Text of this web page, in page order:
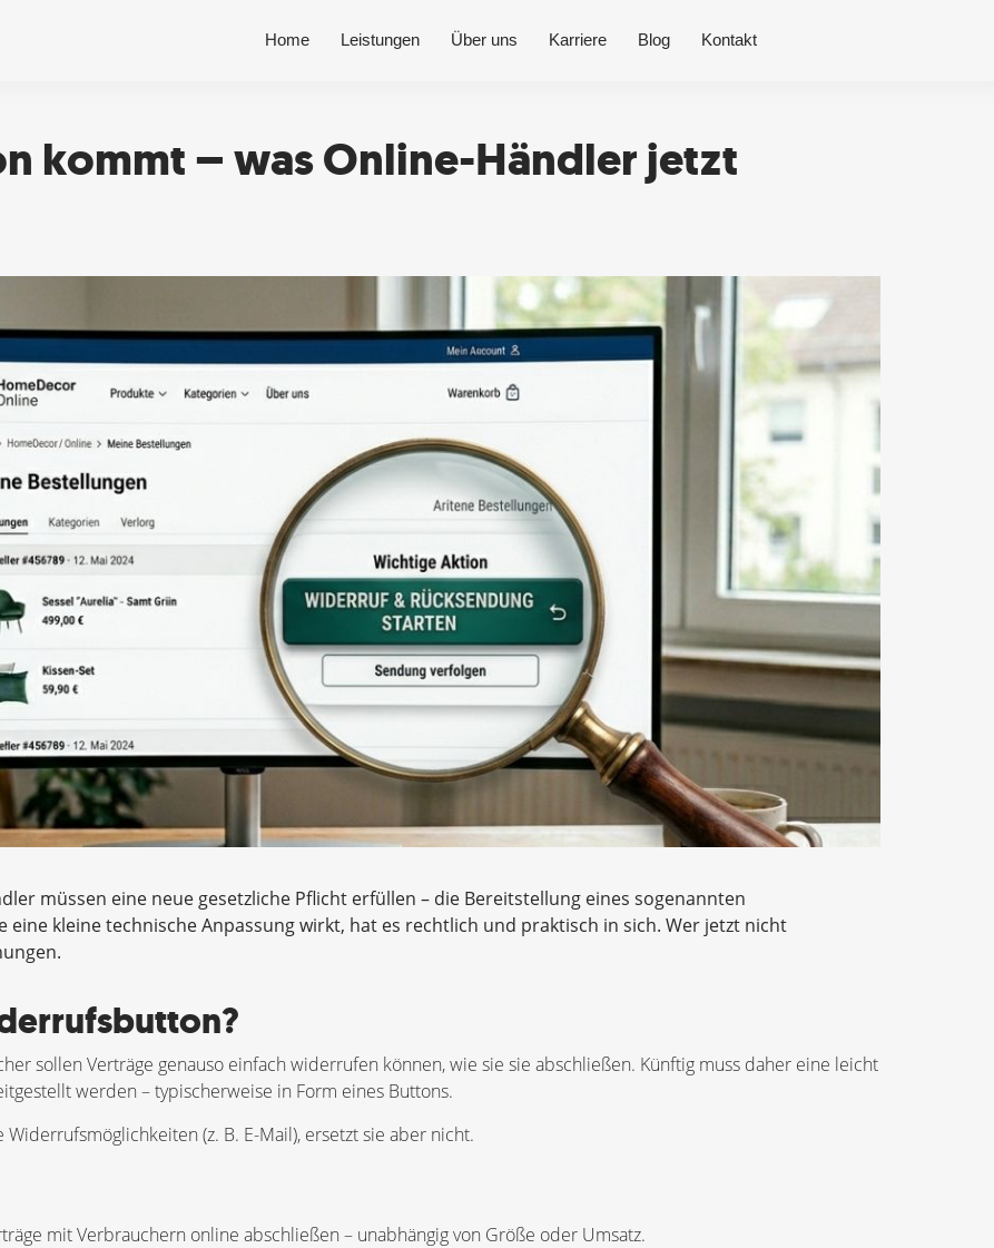
Home Leistungen Über uns Karriere Blog Kontakt
kommt – was Online-Händler jetzt
müssen eine neue gesetzliche Pflicht erfüllen – die Bereitstellung eines sogenannten
kleine technische Anpassung wirkt, hat es rechtlich und praktisch in sich. Wer jetzt nicht
sollen Verträge genauso einfach widerrufen können, wie sie sie abschließen. Künftig muss daher eine leicht
werden – typischerweise in Form eines Buttons.
(z. B. E-Mail), ersetzt sie aber nicht.
mit Verbrauchern online abschließen – unabhängig von Größe oder Umsatz.